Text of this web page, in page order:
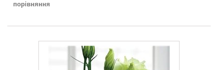
порівняння